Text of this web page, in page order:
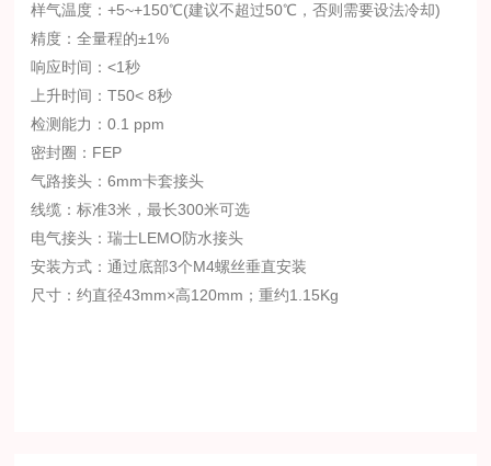
样气温度：+5~+150℃(建议不超过50℃，否则需要设法冷却)
精度：全量程的±1%
响应时间：<1秒
上升时间：T50< 8秒
检测能力：0.1 ppm
密封圈：FEP
气路接头：6mm卡套接头
线缆：标准3米，最长300米可选
电气接头：瑞士LEMO防水接头
安装方式：通过底部3个M4螺丝垂直安装
尺寸：约直径43mm×高120mm；重约1.15Kg